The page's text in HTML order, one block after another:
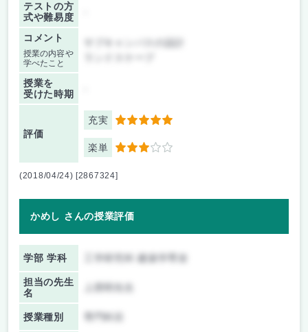
テストの方
式や難易度
コメント
授業の内容や
学べたこと
授業を
受けた時期
評価
充実 5
楽単 3
(2018/04/24) [2867324]
かめし さんの授業評価
学部 学科 工学研究科 建築学専攻
担当の先生
名
授業種別